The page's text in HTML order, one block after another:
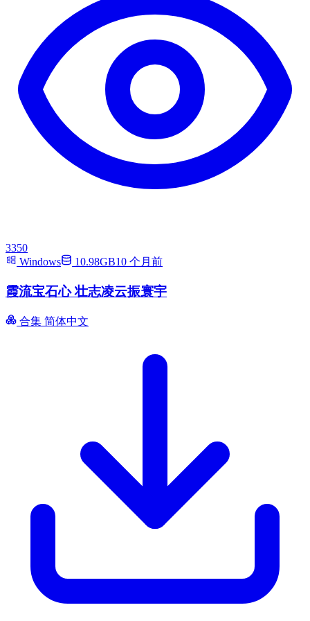
3350
Windows
10.98GB10 个月前
霞流宝石心 壮志凌云振寰宇
合集 简体中文